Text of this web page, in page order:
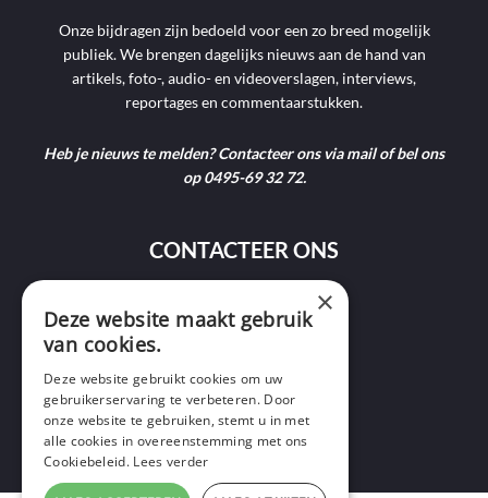
Onze bijdragen zijn bedoeld voor een zo breed mogelijk
publiek. We brengen dagelijks nieuws aan de hand van
artikels, foto-, audio- en videoverslagen, interviews,
reportages en commentaarstukken.
Heb je nieuws te melden? Contacteer ons via mail of bel ons
op 0495-69 32 72.
CONTACTEER ONS
9400 Ninove
+32 495 69 32 72
×
Deze website maakt gebruik
van cookies.
Deze website gebruikt cookies om uw
gebruikerservaring te verbeteren. Door
onze website te gebruiken, stemt u in met
alle cookies in overeenstemming met ons
Cookiebeleid. Lees verder